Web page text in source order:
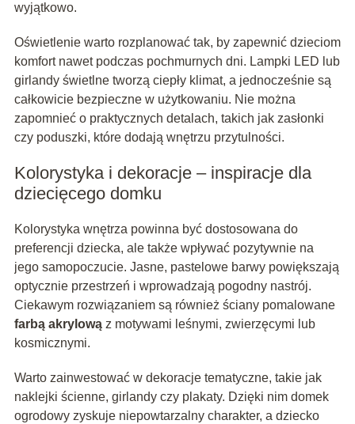
wyjątkowo.
Oświetlenie warto rozplanować tak, by zapewnić dzieciom
komfort nawet podczas pochmurnych dni. Lampki LED lub
girlandy świetlne tworzą ciepły klimat, a jednocześnie są
całkowicie bezpieczne w użytkowaniu. Nie można
zapomnieć o praktycznych detalach, takich jak zasłonki
czy poduszki, które dodają wnętrzu przytulności.
Kolorystyka i dekoracje – inspiracje dla
dziecięcego domku
Kolorystyka wnętrza powinna być dostosowana do
preferencji dziecka, ale także wpływać pozytywnie na
jego samopoczucie. Jasne, pastelowe barwy powiększają
optycznie przestrzeń i wprowadzają pogodny nastrój.
Ciekawym rozwiązaniem są również ściany pomalowane
farbą akrylowąz motywami leśnymi, zwierzęcymi lub
kosmicznymi.
Warto zainwestować w dekoracje tematyczne, takie jak
naklejki ścienne, girlandy czy plakaty. Dzięki nim domek
ogrodowy zyskuje niepowtarzalny charakter, a dziecko